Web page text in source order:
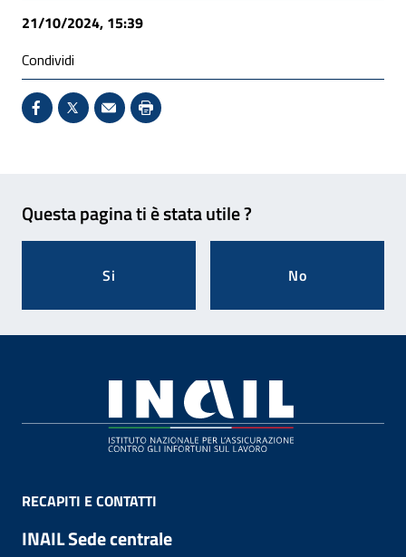
21/10/2024, 15:39
Condividi
Condividi su Facebook - Sito esterno - Apertura in
X - Sito esterno - Apertura in nuova finestra
Invio Mail: apre il programma di posta
Stampa pagina: scelta meno
Questa pagina ti è stata utile ?
Si No
RECAPITI E CONTATTI
INAIL Sede centrale